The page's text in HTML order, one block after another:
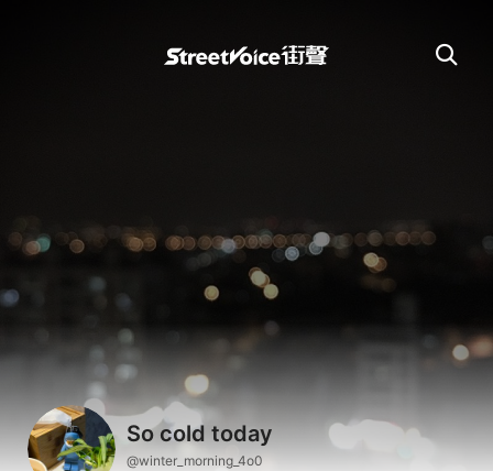
So cold today
@winter_morning_4o0